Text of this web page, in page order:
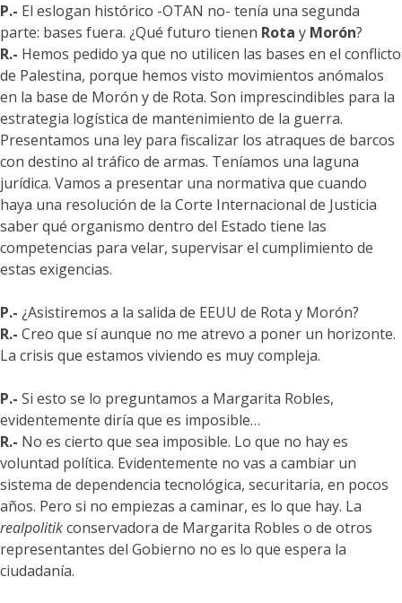
P.- El eslogan histórico -OTAN no- tenía una segunda
parte: bases fuera. ¿Qué futuro tienen Rota y Morón?
R.- Hemos pedido ya que no utilicen las bases en el conflicto
de Palestina, porque hemos visto movimientos anómalos
en la base de Morón y de Rota. Son imprescindibles para la
estrategia logística de mantenimiento de la guerra.
Presentamos una ley para fiscalizar los atraques de barcos
con destino al tráfico de armas. Teníamos una laguna
jurídica. Vamos a presentar una normativa que cuando
haya una resolución de la Corte Internacional de Justicia
saber qué organismo dentro del Estado tiene las
competencias para velar, supervisar el cumplimiento de
estas exigencias.
P.- ¿Asistiremos a la salida de EEUU de Rota y Morón?
R.- Creo que sí aunque no me atrevo a poner un horizonte.
La crisis que estamos viviendo es muy compleja.
P.- Si esto se lo preguntamos a Margarita Robles,
evidentemente diría que es imposible…
R.- No es cierto que sea imposible. Lo que no hay es
voluntad política. Evidentemente no vas a cambiar un
sistema de dependencia tecnológica, securitaria, en pocos
años. Pero si no empiezas a caminar, es lo que hay. La
realpolitikconservadora de Margarita Robles o de otros
representantes del Gobierno no es lo que espera la
ciudadanía.